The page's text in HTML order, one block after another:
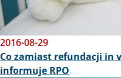
2016-08-29
Co zamiast refundacji in
informuje RPO